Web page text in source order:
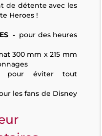
de détente avec les
Heroes !
-pour des heures
300 mm x 215 mm
éviter tout
les fans de Disney